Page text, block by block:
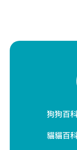
狗狗百
貓貓百